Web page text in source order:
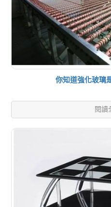
你知道強化玻璃
閱讀